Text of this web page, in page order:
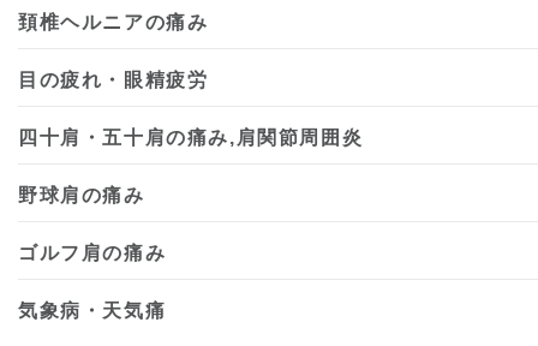
頚椎ヘルニアの痛み
目の疲れ・眼精疲労
四十肩・五十肩の痛み,肩関節周囲炎
野球肩の痛み
ゴルフ肩の痛み
気象病・天気痛